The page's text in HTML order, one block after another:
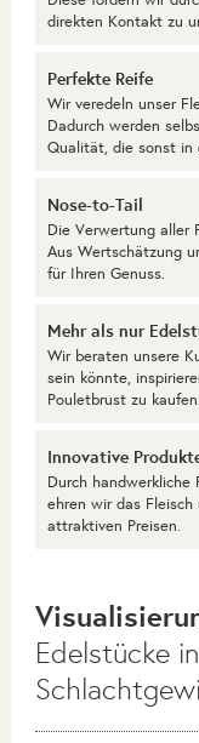
direkten Kontakt zu
Perfekte Reife
Wir veredeln unser
Dadurch werden
Qualität, die sonst in
Nose-to-Tail
Die Verwertung aller
Aus Wertschätzung
für Ihren Genuss.
Mehr als nur
Wir beraten unsere
sein könnte,
Pouletbrust zu kaufen.
Innovative
Durch handwerkliche
ehren wir das
attraktiven Preisen.
Edelstücke